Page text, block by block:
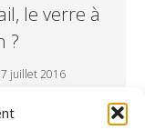
le verre à
?
juillet 2016
des